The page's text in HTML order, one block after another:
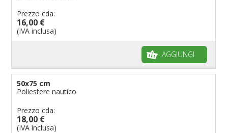
Prezzo cda:
16,00 €
(IVA inclusa)
AGGIUNGI
50x75 cm
Poliestere nautico
Prezzo cda:
18,00 €
(IVA inclusa)